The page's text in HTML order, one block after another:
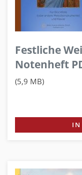
Festliche
Notenheft
(5,9 MB)
IN